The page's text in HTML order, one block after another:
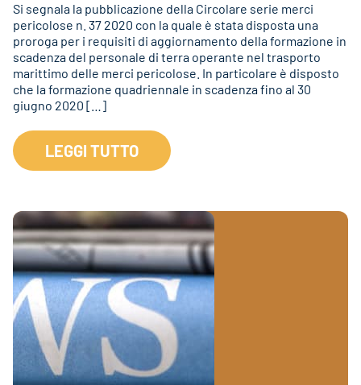
Si segnala la pubblicazione della Circolare serie merci
pericolose n. 37 2020 con la quale è stata disposta una
proroga per i requisiti di aggiornamento della formazione in
scadenza del personale di terra operante nel trasporto
marittimo delle merci pericolose. In particolare è disposto
che la formazione quadriennale in scadenza fino al 30
giugno 2020 […]
LEGGI TUTTO